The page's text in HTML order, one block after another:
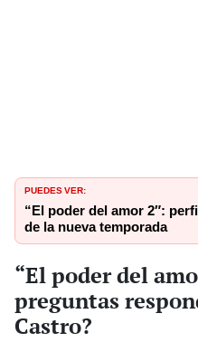
PUEDES VER:
“El poder del amor 2″:
de la nueva temporada
“El poder del
preguntas
Castro?